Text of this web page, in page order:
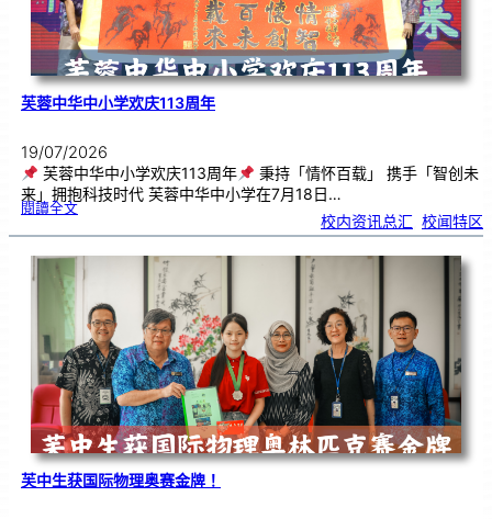
芙蓉中华中小学欢庆113周年
19/07/2026
芙蓉中华中小学欢庆113周年
秉持「情怀百载」 携手「智创未
来」拥抱科技时代 芙蓉中华中小学在7月18日…
閱讀全文:芙
华
小
学
欢庆
周
年
校内资讯总汇 校闻特区
芙中生获国际物理奥赛金牌！